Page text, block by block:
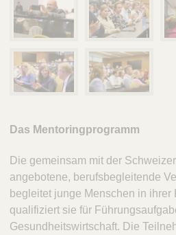
Das Mentoringprogramm
Die gemeinsam mit der
angebotene, berufsbegleitende
begleitet junge Menschen in ihrer
qualifiziert sie für
Gesundheitswirtschaft. Die